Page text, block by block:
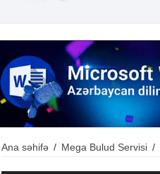
Ana səhifə / Mega Bulud Servisi /